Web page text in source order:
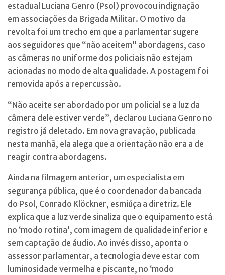
estadual Luciana Genro (Psol) provocou indignação
em associações da Brigada Militar. O motivo da
revolta foi um trecho em que a parlamentar sugere
aos seguidores que “não aceitem” abordagens, caso
as câmeras no uniforme dos policiais não estejam
acionadas no modo de alta qualidade. A postagem foi
removida após a repercussão.
“Não aceite ser abordado por um policial se a luz da
câmera dele estiver verde”, declarou Luciana Genro no
registro já deletado. Em nova gravação, publicada
nesta manhã, ela alega que a orientação não era a de
reagir contra abordagens.
Ainda na filmagem anterior, um especialista em
segurança pública, que é o coordenador da bancada
do Psol, Conrado Klöckner, esmiúça a diretriz. Ele
explica que a luz verde sinaliza que o equipamento está
no ‘modo rotina’, com imagem de qualidade inferior e
sem captação de áudio. Ao invés disso, aponta o
assessor parlamentar, a tecnologia deve estar com
luminosidade vermelha e piscante, no ‘modo